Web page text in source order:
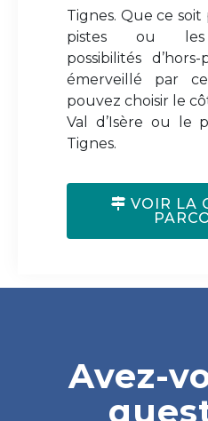
Tignes. Que ce
pistes ou les
possibilités
émerveillé par
pouvez choisir le
Val d’Isère ou le
Tignes.
Avez-